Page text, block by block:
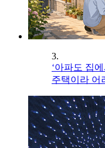
3.
‘아파도 집
주택이라 어